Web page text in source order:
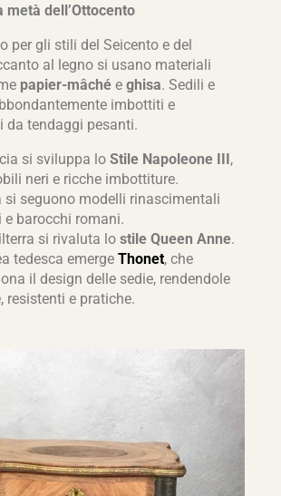
metà dell’Ottocento
per gli stili del Seicento e del
al legno si usano materiali
papier-mâché e ghisa. Sedili e
imbottiti e
da tendaggi pesanti.
si sviluppa lo Stile Napoleone III,
neri e ricche imbottiture.
si seguono modelli rinascimentali
e barocchi romani.
si rivaluta lo stile Queen Anne.
tedesca emerge Thonet, che
il design delle sedie, rendendole
resistenti e pratiche.